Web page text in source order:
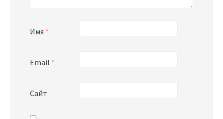
Имя *
Email *
Сайт